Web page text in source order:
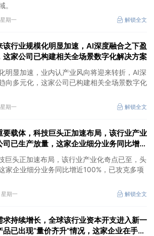
。
期一 解锁全文
该行业规模化明显加速，AI深度融合之下盈
家公司已构建相关全场景数字化解决方案
明显加速，业内认产业风向将迎来转折，AI深
向多元化，这家公司已构建相关全场景数字化
期一 解锁全文
要载体，科技巨头正加速布局，该行业产业
已生产放量，这家企业细分业务同比增近
巨头正加速布局，该行业产业化奇点已至，头
家企业细分业务同比增近100%，已攻克多项
期一 解锁全文
求持续增长，全球该行业资本开支进入新一
已出现“量价齐升”情况，这家企业在手订